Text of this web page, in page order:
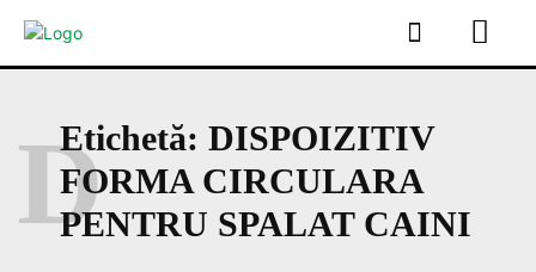
Etichetă: DISPOIZITIV
FORMA CIRCULARA
PENTRU SPALAT CAINI
D